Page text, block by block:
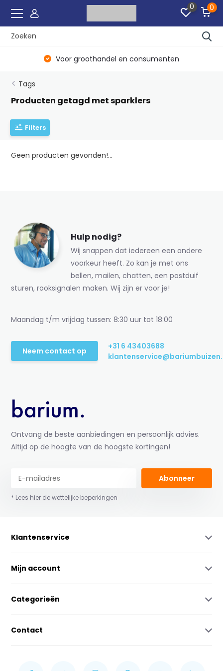
0 0
Voor groothandel en consumenten
Tags
Producten getagd met sparklers
Filters
Geen producten gevonden!...
Hulp nodig?
Wij snappen dat iedereen een andere
voorkeur heeft. Zo kan je met ons
bellen, mailen, chatten, een postduif
sturen, rooksignalen maken. Wij zijn er voor je!
Maandag t/m vrijdag tussen: 8:30 uur tot 18:00
Neem contact op
+31 6 43403688
Ontvang de beste aanbiedingen en persoonlijk advies.
Altijd op de hoogte van de hoogste kortingen!
Abonneer
* Lees hier de wettelijke beperkingen
Klantenservice
Mijn account
Categorieën
Contact